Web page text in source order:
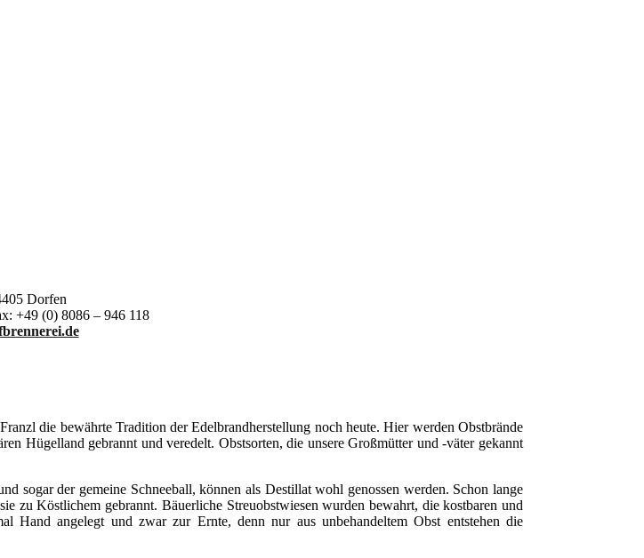
Dorfen
+49 (0) 8086 – 946 118
die bewährte Tradition der Edelbrandherstellung noch heute. Hier werden Obstbrände
Hügelland gebrannt und veredelt. Obstsorten, die unsere Großmütter und -väter gekannt
sogar der gemeine Schneeball, können als Destillat wohl genossen werden. Schon lange
zu Köstlichem gebrannt. Bäuerliche Streuobstwiesen wurden bewahrt, die kostbaren und
Hand angelegt und zwar zur Ernte, denn nur aus unbehandeltem Obst entstehen die